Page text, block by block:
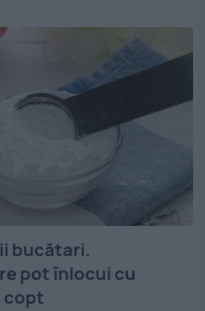
bucătari.
pot înlocui cu
copt